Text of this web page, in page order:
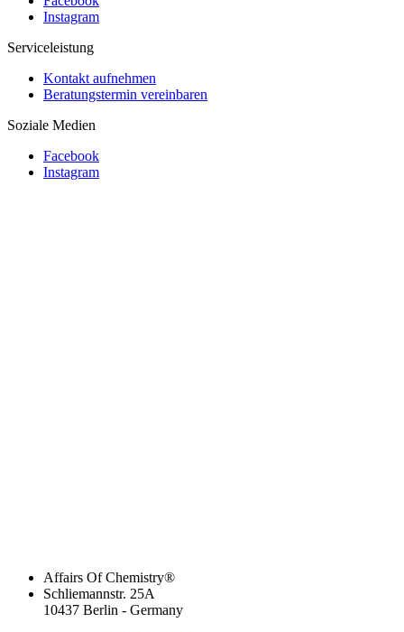
Instagram
Serviceleistung
Kontakt aufnehmen
Beratungstermin vereinbaren
Soziale Medien
Facebook
Instagram
Affairs Of Chemistry®
Schliemannstr. 25A
10437 Berlin - Germany